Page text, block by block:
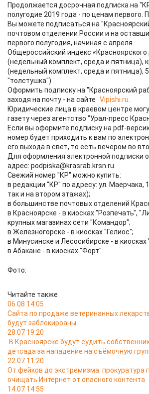
Продолжается досрочная подписка на
полугодие 2019 года - по ценам первого.
Вы можете подписаться на
почтовом отделении России и на
первого полугодия, начиная с апреля.
Общероссийский индекс «Красноярского
(недельный комплект, среда и пятница),
(недельный комплект, среда и пятница),
"толстушка").
Оформить подписку на "Красноярский
заходя на почту - на сайте Vipishi.ru.
Юридические лица в краевом центре
газету через агентство "Урал-пресс
Если вы оформите подписку на pdf-
номер будет приходить к вам по
его выхода в свет, то есть вечером во
Для оформления электронной подписки
адрес: podpiska@krasrab.krsn.ru.
Свежий номер "КР" можно купить:
в редакции "КР" по адресу: ул. Маерчака,
так и на втором этажах);
в большинстве почтовых отделений
в Красноярске - в киосках "Розпечать",
крупных магазинах сети "Командор";
в Железногорске - в киосках "Гелиос";
в Минусинске и Лесосибирске - в киосках
в Абакане - в киосках "Форт".
Фото:
Читайте также
06.08 14:05
Сайта по продаже ветеринанных
будут заблокироаны
28.07 19:20
В Красноярске будут судить
детсада за нападение на съёмочную
22.07 11:20
От фейков до экстремизма: прокуратура
очищать Интернет от опасного контента
14.07 14:55